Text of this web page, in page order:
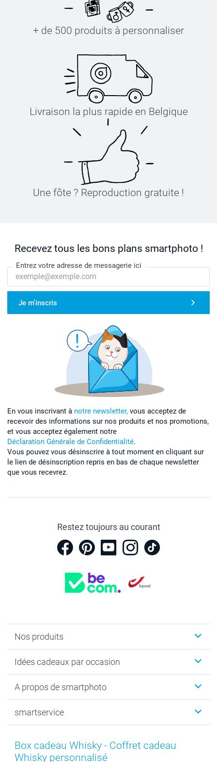
+ de 500 produits à personnaliser
Livraison la plus rapide en Belgique
Une fôte ? Reproduction gratuite !
Recevez tous les bons plans smartphoto !
Entrez votre adresse de messagerie ici
Je m'inscris
En vous inscrivant à notre newsletter, vous acceptez de
recevoir des informations sur nos produits et nos promotions,
et vous acceptez également notre
Déclaration Générale de Confidentialité.
Vous pouvez vous désinscrire à tout moment en cliquant sur
le lien de désinscription repris en bas de chaque newsletter
que vous recevrez.
Restez toujours au courant
Nos produits
Cadeaux photo
Tirage photo & agrandissement
MyNameBook
Stickers & Etiquettes
Cadres photo, accessoires déco & bonbons
Idées cadeaux par occasion
Anniversaire
Fin d'études
Naissance & baptême
Fête des Pères
A propos de smartphoto
Durabilité
Conditions
Droit de rétraction
smartservice
smartgarantie
smartbonus
Box cadeau Whisky - Coffret cadeau
Whisky personnalisé